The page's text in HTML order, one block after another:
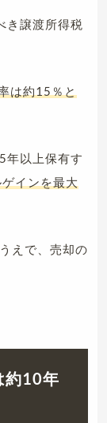
き譲渡所得税
は約15％と
年以上保有す
インを最大
えで、売却の
約10年